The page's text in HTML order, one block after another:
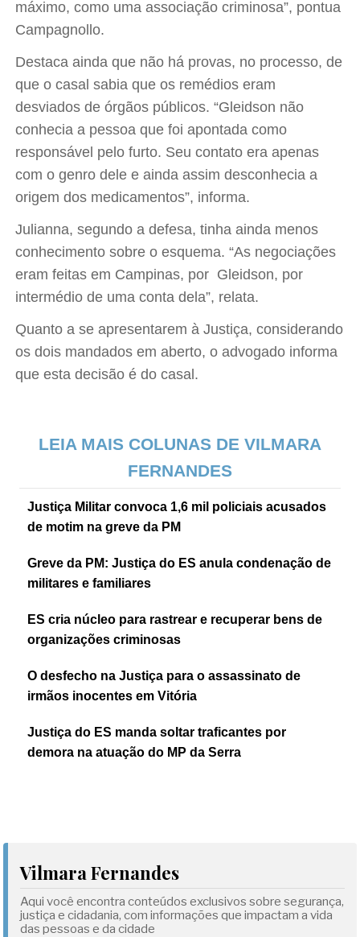
máximo, como uma associação criminosa”, pontua
Campagnollo.
Destaca ainda que não há provas, no processo, de
que o casal sabia que os remédios eram
desviados de órgãos públicos. “Gleidson não
conhecia a pessoa que foi apontada como
responsável pelo furto. Seu contato era apenas
com o genro dele e ainda assim desconhecia a
origem dos medicamentos”, informa.
Julianna, segundo a defesa, tinha ainda menos
conhecimento sobre o esquema. “As negociações
eram feitas em Campinas, por Gleidson, por
intermédio de uma conta dela”, relata.
Quanto a se apresentarem à Justiça, considerando
os dois mandados em aberto, o advogado informa
que esta decisão é do casal.
LEIA MAIS COLUNAS DE VILMARA
FERNANDES
Justiça Militar convoca 1,6 mil policiais acusados
de motim na greve da PM
Greve da PM: Justiça do ES anula condenação de
militares e familiares
ES cria núcleo para rastrear e recuperar bens de
organizações criminosas
O desfecho na Justiça para o assassinato de
irmãos inocentes em Vitória
Justiça do ES manda soltar traficantes por
demora na atuação do MP da Serra
Vilmara Fernandes
Aqui você encontra conteúdos exclusivos sobre segurança,
justiça e cidadania, com informações que impactam a vida
das pessoas e da cidade